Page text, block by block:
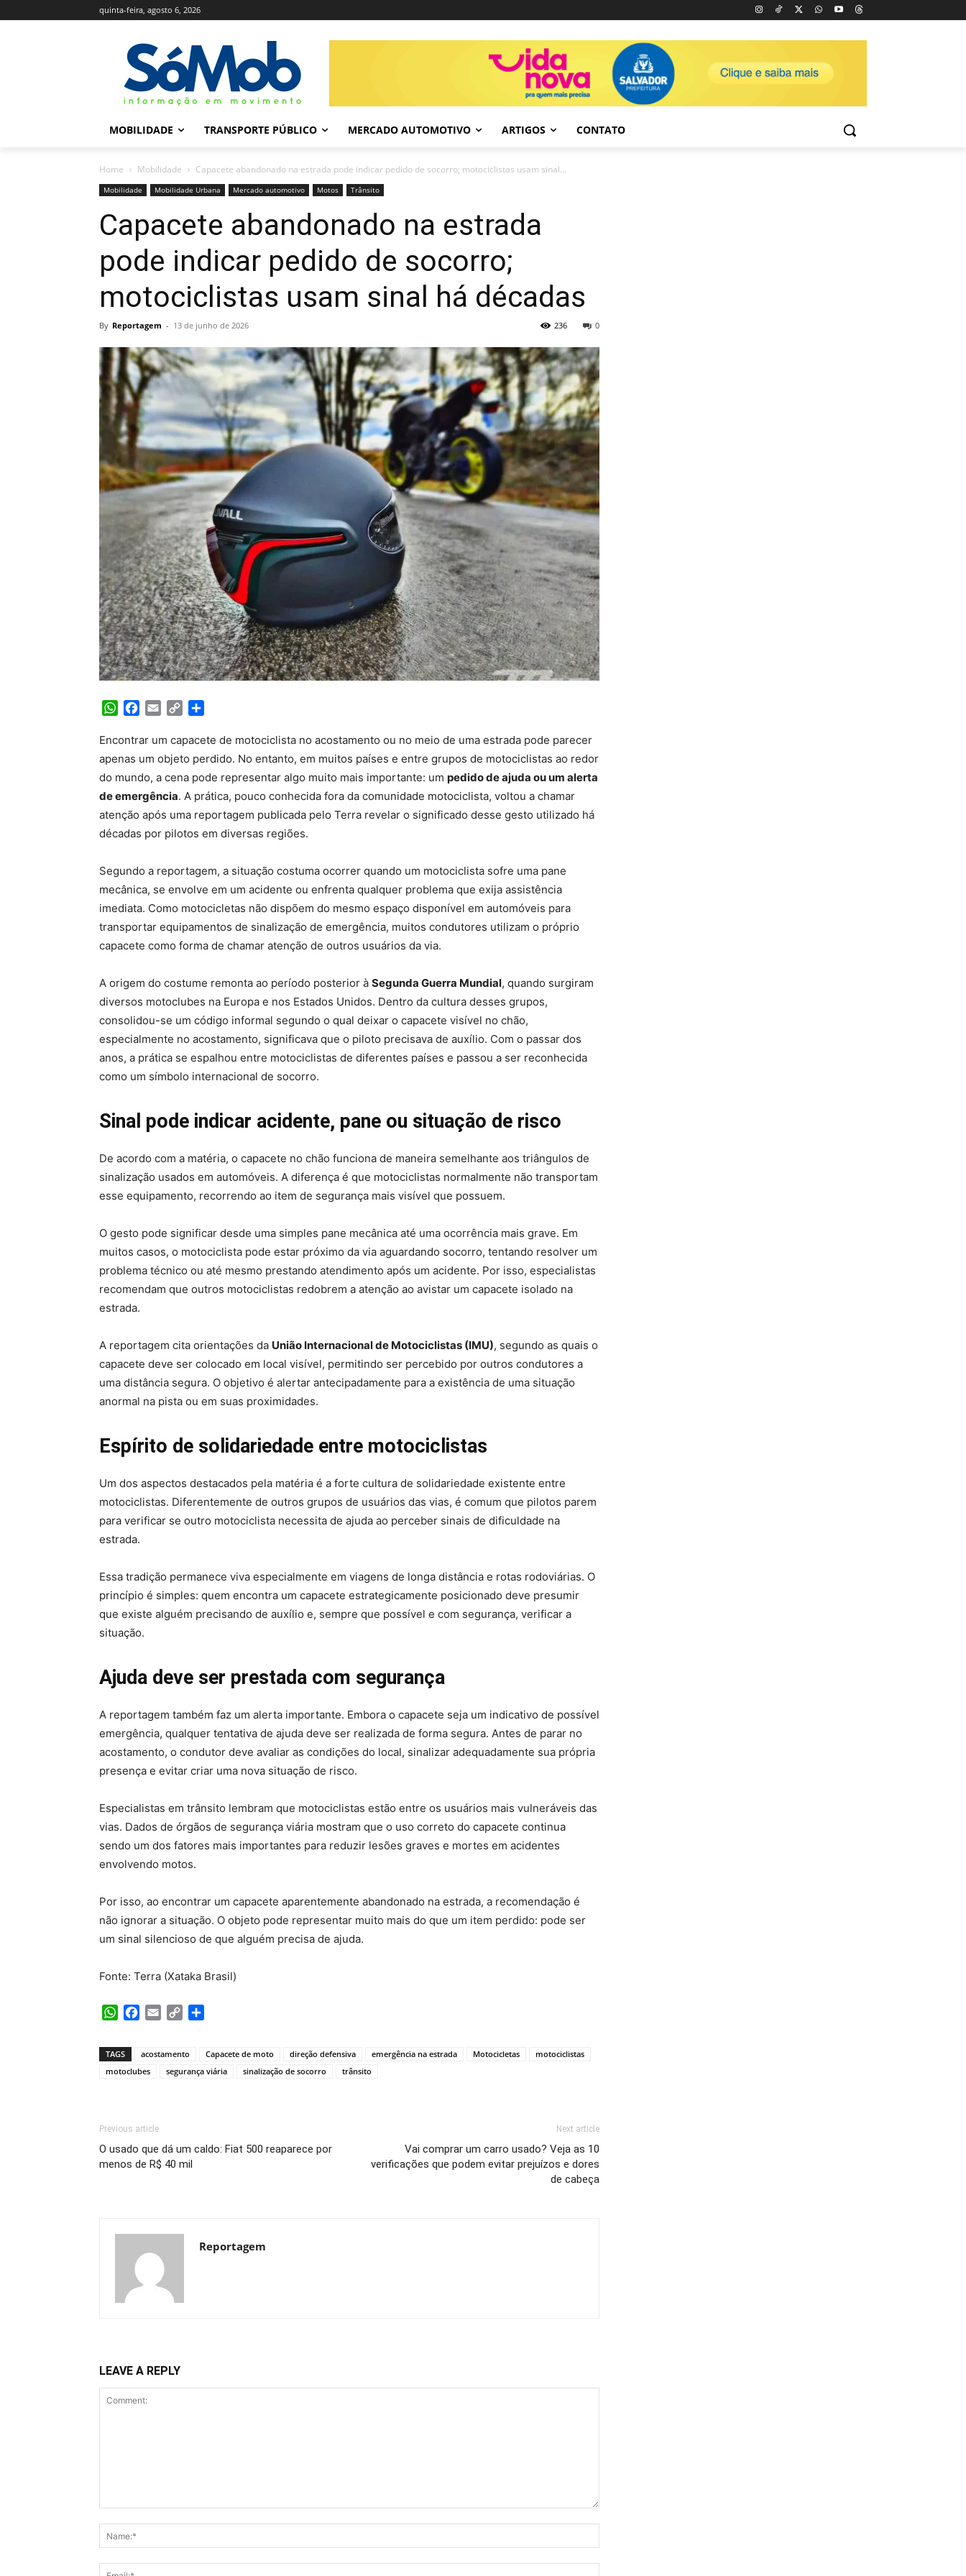
quinta-feira, agosto 6, 2026
MOBILIDADE TRANSPORTE PÚBLICO MERCADO AUTOMOTIVO ARTIGOS CONTATO
Home Mobilidade Capacete abandonado na estrada pode indicar pedido de socorro; motociclistas usam sinal...
Mobilidade Mobilidade Urbana Mercado automotivo Motos Trânsito
Capacete abandonado na estrada
pode indicar pedido de socorro;
motociclistas usam sinal há décadas
By Reportagem - 13 de junho de 2026 0
236
WhatsApp
Facebook
Email Copy
Encontrar um capacete de motociclista no acostamento ou no meio de uma estrada pode parecer
apenas um objeto perdido. No entanto, em muitos países e entre grupos de motociclistas ao redor
do mundo, a cena pode representar algo muito mais importante: um pedido de ajuda ou um alerta
de emergência. A prática, pouco conhecida fora da comunidade motociclista, voltou a chamar
atenção após uma reportagem publicada pelo Terra revelar o significado desse gesto utilizado há
décadas por pilotos em diversas regiões.
Segundo a reportagem, a situação costuma ocorrer quando um motociclista sofre uma pane
mecânica, se envolve em um acidente ou enfrenta qualquer problema que exija assistência
imediata. Como motocicletas não dispõem do mesmo espaço disponível em automóveis para
transportar equipamentos de sinalização de emergência, muitos condutores utilizam o próprio
capacete como forma de chamar atenção de outros usuários da via.
A origem do costume remonta ao período posterior à Segunda Guerra Mundial, quando surgiram
diversos motoclubes na Europa e nos Estados Unidos. Dentro da cultura desses grupos,
consolidou-se um código informal segundo o qual deixar o capacete visível no chão,
especialmente no acostamento, significava que o piloto precisava de auxílio. Com o passar dos
anos, a prática se espalhou entre motociclistas de diferentes países e passou a ser reconhecida
como um símbolo internacional de socorro.
Sinal pode indicar acidente, pane ou situação de risco
De acordo com a matéria, o capacete no chão funciona de maneira semelhante aos triângulos de
sinalização usados em automóveis. A diferença é que motociclistas normalmente não transportam
esse equipamento, recorrendo ao item de segurança mais visível que possuem.
O gesto pode significar desde uma simples pane mecânica até uma ocorrência mais grave. Em
muitos casos, o motociclista pode estar próximo da via aguardando socorro, tentando resolver um
problema técnico ou até mesmo prestando atendimento após um acidente. Por isso, especialistas
recomendam que outros motociclistas redobrem a atenção ao avistar um capacete isolado na
estrada.
A reportagem cita orientações da União Internacional de Motociclistas (IMU), segundo as quais o
capacete deve ser colocado em local visível, permitindo ser percebido por outros condutores a
uma distância segura. O objetivo é alertar antecipadamente para a existência de uma situação
anormal na pista ou em suas proximidades.
Espírito de solidariedade entre motociclistas
Um dos aspectos destacados pela matéria é a forte cultura de solidariedade existente entre
motociclistas. Diferentemente de outros grupos de usuários das vias, é comum que pilotos parem
para verificar se outro motociclista necessita de ajuda ao perceber sinais de dificuldade na
estrada.
Essa tradição permanece viva especialmente em viagens de longa distância e rotas rodoviárias. O
princípio é simples: quem encontra um capacete estrategicamente posicionado deve presumir
que existe alguém precisando de auxílio e, sempre que possível e com segurança, verificar a
situação.
Ajuda deve ser prestada com segurança
A reportagem também faz um alerta importante. Embora o capacete seja um indicativo de possível
emergência, qualquer tentativa de ajuda deve ser realizada de forma segura. Antes de parar no
acostamento, o condutor deve avaliar as condições do local, sinalizar adequadamente sua própria
presença e evitar criar uma nova situação de risco.
Especialistas em trânsito lembram que motociclistas estão entre os usuários mais vulneráveis das
vias. Dados de órgãos de segurança viária mostram que o uso correto do capacete continua
sendo um dos fatores mais importantes para reduzir lesões graves e mortes em acidentes
envolvendo motos.
Por isso, ao encontrar um capacete aparentemente abandonado na estrada, a recomendação é
não ignorar a situação. O objeto pode representar muito mais do que um item perdido: pode ser
um sinal silencioso de que alguém precisa de ajuda.
Fonte: Terra (Xataka Brasil)
WhatsApp
Facebook
Email Copy
TAGS acostamento Capacete de moto direção defensiva emergência na estrada Motocicletas
motociclistas
motoclubes
segurança viária sinalização de socorro trânsito
Previous article
O usado que dá um caldo: Fiat 500 reaparece por
menos de R$ 40 mil
Next article
Vai comprar um carro usado? Veja as 10
verificações que podem evitar prejuízos e dores
de cabeça
Reportagem
LEAVE A REPLY